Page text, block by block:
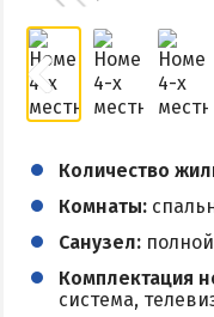
Количество
Комнаты:
Санузел:
Комплектация
система,